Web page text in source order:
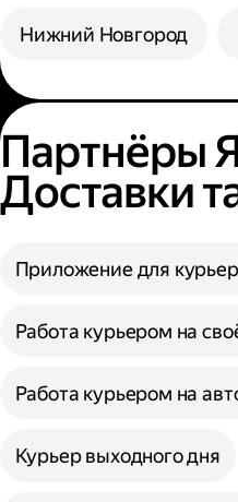
Нижний Новгород
Партнёры
Доставки
Приложение для
Работа курьером на
Работа курьером на
Курьер выходного дня